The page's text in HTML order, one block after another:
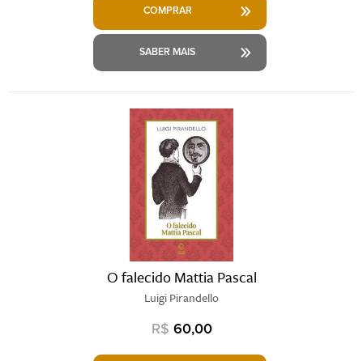
COMPRAR
SABER MAIS
O falecido Mattia Pascal
Luigi Pirandello
R$ 60,00